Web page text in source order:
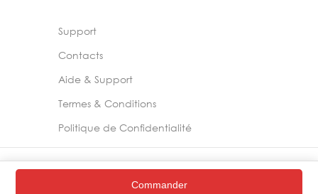
Support
Contacts
Aide & Support
Termes & Conditions
Politique de Confidentialité
2024 – Chelia Store
Commander